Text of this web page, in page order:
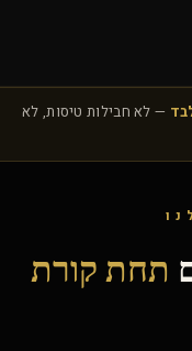
— לא חבילות טיסות, לא
תחת קורת